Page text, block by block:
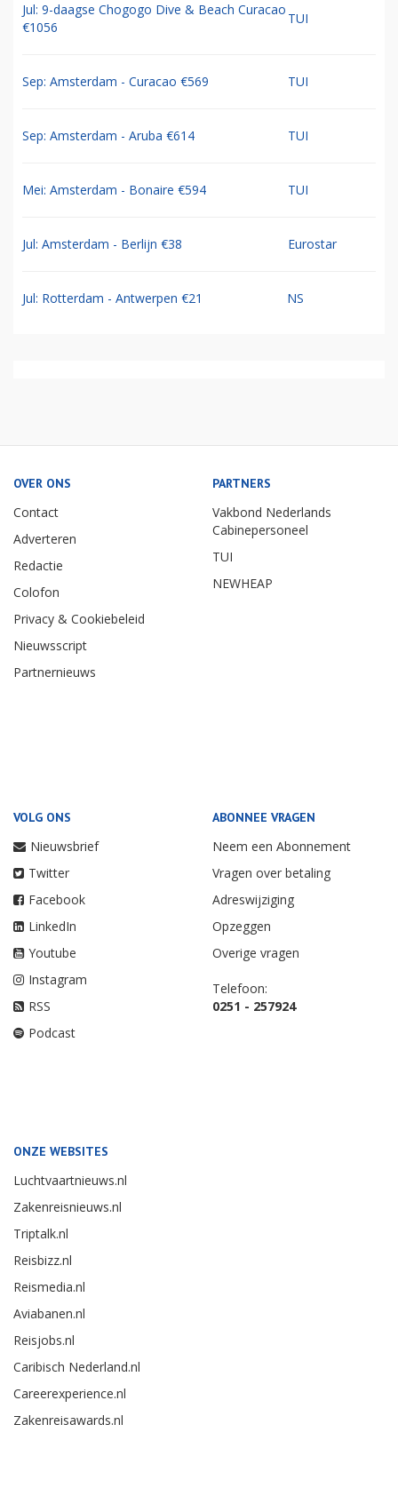
Jul: 9-daagse Chogogo Dive & Beach Curacao
€1056
TUI
Sep: Amsterdam - Curacao €569 TUI
Sep: Amsterdam - Aruba €614 TUI
Mei: Amsterdam - Bonaire €594 TUI
Jul: Amsterdam - Berlijn €38 Eurostar
Jul: Rotterdam - Antwerpen €21 NS
OVER ONS
Contact
Adverteren
Redactie
Colofon
Privacy & Cookiebeleid
Nieuwsscript
Partnernieuws
PARTNERS
Vakbond Nederlands
Cabinepersoneel
TUI
NEWHEAP
VOLG ONS
Nieuwsbrief
Twitter
Facebook
LinkedIn
Youtube
Instagram
RSS
Podcast
ABONNEE VRAGEN
Neem een Abonnement
Vragen over betaling
Adreswijziging
Opzeggen
Overige vragen
Telefoon:
0251 - 257924
ONZE WEBSITES
Luchtvaartnieuws.nl
Zakenreisnieuws.nl
Triptalk.nl
Reisbizz.nl
Reismedia.nl
Aviabanen.nl
Reisjobs.nl
Caribisch Nederland.nl
Careerexperience.nl
Zakenreisawards.nl